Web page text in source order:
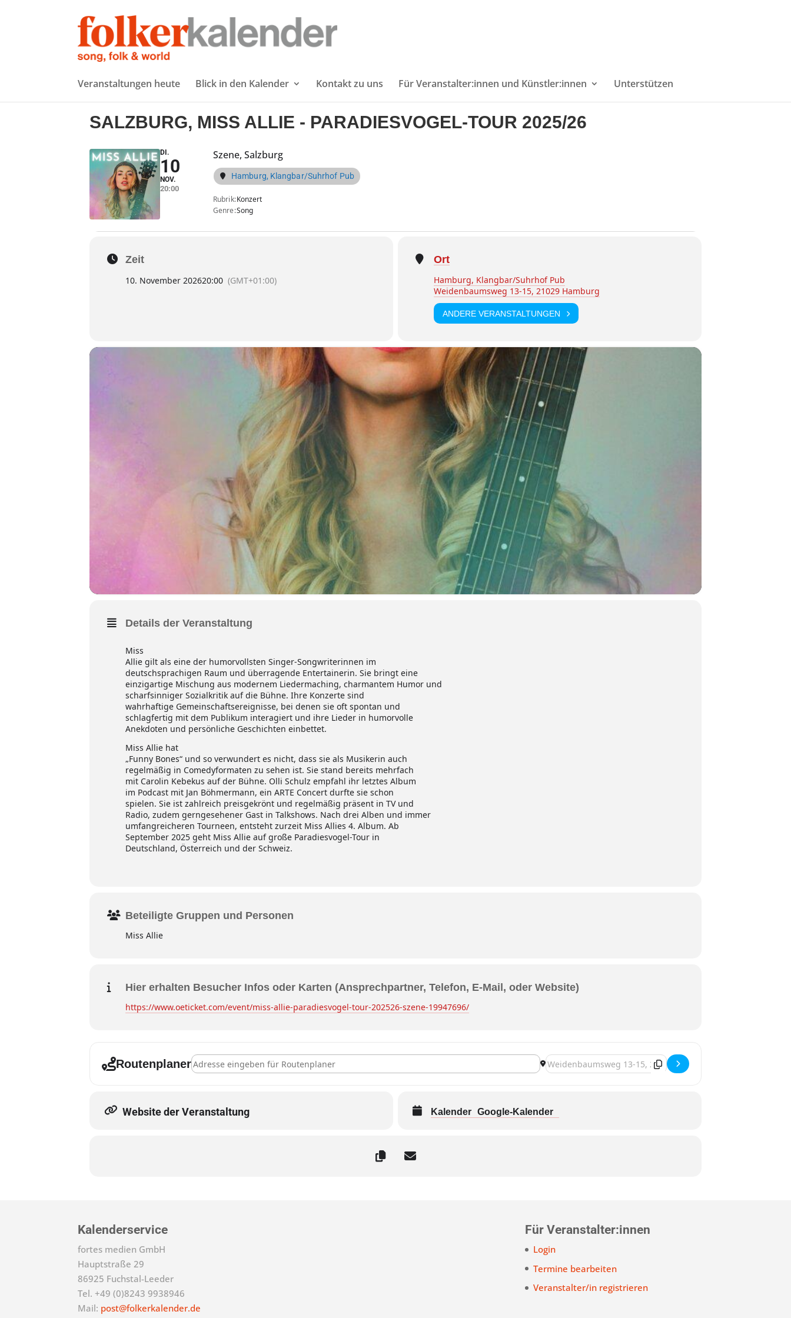
Veranstaltungen heute Blick in den Kalender Kontakt zu uns Für Veranstalter:innen und Künstler:innen Unterstützen
SALZBURG, MISS ALLIE - PARADIESVOGEL-TOUR 2025/26
DI.
10
NOV.
20:00
Szene, Salzburg
Hamburg, Klangbar/Suhrhof Pub
Rubrik Konzert
Genre Song
Zeit
10. November 202620:00 (GMT+01:00)
Ort
Hamburg, Klangbar/Suhrhof Pub
Weidenbaumsweg 13-15, 21029 Hamburg
ANDERE VERANSTALTUNGEN
Details der Veranstaltung
Miss
Allie gilt als eine der humorvollsten Singer-Songwriterinnen im
deutschsprachigen Raum und überragende Entertainerin. Sie bringt eine
einzigartige Mischung aus modernem Liedermaching, charmantem Humor und
scharfsinniger Sozialkritik auf die Bühne. Ihre Konzerte sind
wahrhaftige Gemeinschaftsereignisse, bei denen sie oft spontan und
schlagfertig mit dem Publikum interagiert und ihre Lieder in humorvolle
Anekdoten und persönliche Geschichten einbettet.
Miss Allie hat
„Funny Bones“ und so verwundert es nicht, dass sie als Musikerin auch
regelmäßig in Comedyformaten zu sehen ist. Sie stand bereits mehrfach
mit Carolin Kebekus auf der Bühne. Olli Schulz empfahl ihr letztes Album
im Podcast mit Jan Böhmermann, ein ARTE Concert durfte sie schon
spielen. Sie ist zahlreich preisgekrönt und regelmäßig präsent in TV und
Radio, zudem gerngesehener Gast in Talkshows. Nach drei Alben und immer
umfangreicheren Tourneen, entsteht zurzeit Miss Allies 4. Album. Ab
September 2025 geht Miss Allie auf große Paradiesvogel-Tour in
Deutschland, Österreich und der Schweiz.
Beteiligte Gruppen und Personen
Miss Allie
Hier erhalten Besucher Infos oder Karten (Ansprechpartner, Telefon, E-Mail, oder Website)
https://www.oeticket.com/event/miss-allie-paradiesvogel-tour-202526-szene-19947696/
RoutenplanerAddress - Salzburg, Miss Allie - Paradiesvogel-Tour 2025/26 [M1DO4SkAX] Destination Address - Salzburg, Miss Allie - Paradiesvogel-
Website der Veranstaltung Kalender Google-Kalender
Kalenderservice
fortes medien GmbH
Hauptstraße 29
86925 Fuchstal-Leeder
Tel. +49 (0)8243 9938946
Mail: post@folkerkalender.de
Für Veranstalter:innen
Login
Termine bearbeiten
Veranstalter/in registrieren